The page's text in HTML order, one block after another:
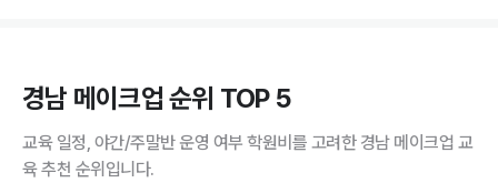
경남 메이크업 순위 TOP 5
교육 일정, 야간/주말반 운영 여부 학원비를 고려한 경남 메이크업 교
육 추천 순위입니다.